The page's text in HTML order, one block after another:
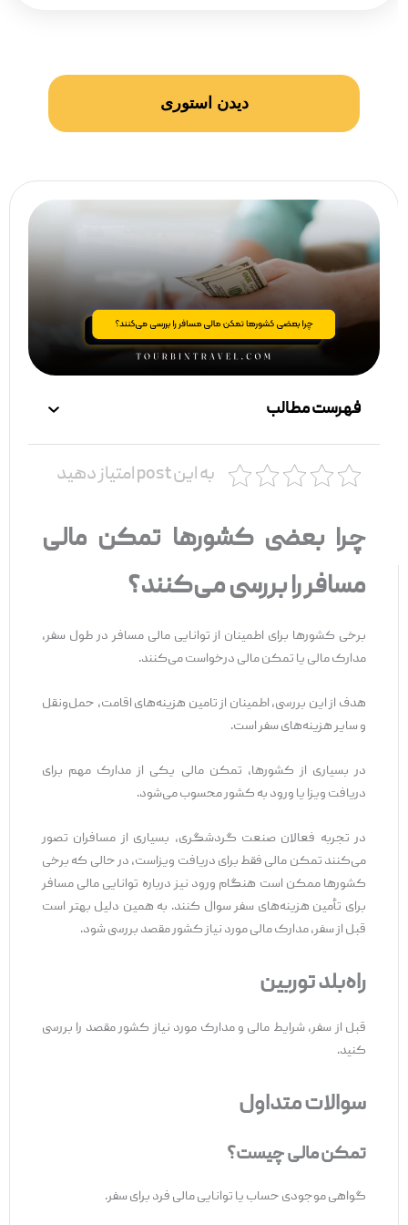
دیدن استوری
فهرست مطالب
به این post امتیاز دهید
چرا بعضی کشورها تمکن مالی
مسافر را بررسی می‌کنند؟
برخی کشورها برای اطمینان از توانایی مالی مسافر در طول سفر،
مدارک مالی یا تمکن مالی درخواست می‌کنند.
هدف از این بررسی، اطمینان از تامین هزینه‌های اقامت، حمل‌ونقل
و سایر هزینه‌های سفر است.
در بسیاری از کشورها، تمکن مالی یکی از مدارک مهم برای
دریافت ویزا یا ورود به کشور محسوب می‌شود.
در تجربه فعالان صنعت گردشگری، بسیاری از مسافران تصور
می‌کنند تمکن مالی فقط برای دریافت ویزاست، در حالی که برخی
کشورها ممکن است هنگام ورود نیز درباره توانایی مالی مسافر
برای تأمین هزینه‌های سفر سوال کنند. به همین دلیل بهتر است
قبل از سفر، مدارک مالی مورد نیاز کشور مقصد بررسی شود.
راه‌بلد توربین
قبل از سفر، شرایط مالی و مدارک مورد نیاز کشور مقصد را بررسی
کنید.
سوالات متداول
تمکن مالی چیست؟
گواهی موجودی حساب یا توانایی مالی فرد برای سفر.